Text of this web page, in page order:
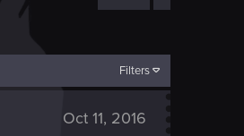
Filters
Oct 11, 2016